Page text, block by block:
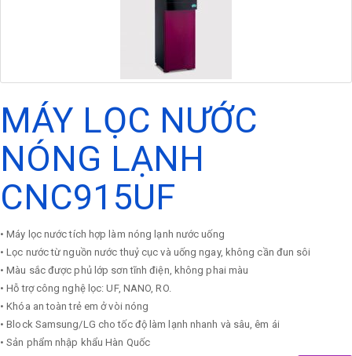
MÁY LỌC NƯỚC
NÓNG LẠNH
CNC915UF
• Máy lọc nước tích hợp làm nóng lạnh nước uống
• Lọc nước từ nguồn nước thuỷ cục và uống ngay, không cần đun sôi
• Màu sắc được phủ lớp sơn tĩnh điện, không phai màu
• Hỗ trợ công nghệ lọc: UF, NANO, RO.
• Khóa an toàn trẻ em ở vòi nóng
• Block Samsung/LG cho tốc độ làm lạnh nhanh và sâu, êm ái
• Sản phẩm nhập khẩu Hàn Quốc